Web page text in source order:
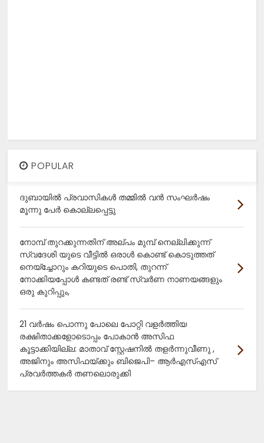
POPULAR
ദുബായിൽ പ്രവാസികൾ തമ്മിൽ വൻ സംഘർഷം
മൂന്നു പേർ കൊല്ലപ്പെട്ടു
നോമ്പ് തുറക്കുന്നതിന് അല്പം മുമ്പ് നെല്ലിക്കുന്ന്
സ്വദേശി യുടെ വീട്ടിൽ ഒരാൾ കൊണ്ട് കൊടുത്തത്
നെയ്ച്ചോറും കറിയുടെ പൊതി, തുറന്ന്
നോക്കിയപ്പോൾ കണ്ടത് രണ്ട് സ്വർണ നാണയങ്ങളും
ഒരു കുറിപ്പും,
21 വർഷം പൊന്നു പോലെ പോറ്റി വളർത്തിയ
രക്ഷിതാക്കളോടൊപ്പം പോകാൻ അസിഫ
കൂട്ടാക്കിയില്ല: മാതാവ് സ്റ്റേഷനിൽ തളർന്നുവീണു ,
അജിനും അസിഫയ്ക്കും ബിജെപി– ആർഎസ്എസ്
പ്രവർത്തകർ തണലൊരുക്കി